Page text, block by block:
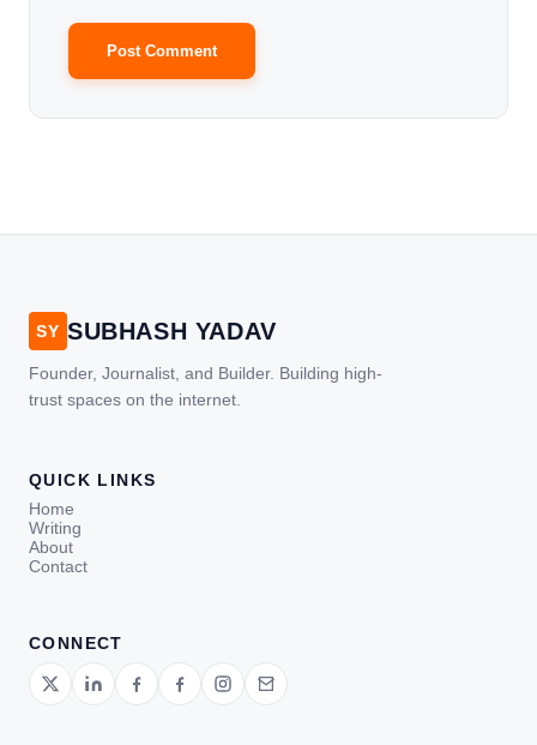
SY SUBHASH YADAV
Founder, Journalist, and Builder. Building high-
trust spaces on the internet.
QUICK LINKS
Home
Writing
About
Contact
CONNECT